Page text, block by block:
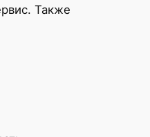
Также